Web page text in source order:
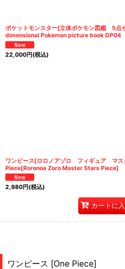
ポケットモンスター[立体ポケモン図鑑 5
dimensional Pokemon picture book
22,000円(税込)
ワンピース[ロロノアゾロ フィギュア マス
Piece[Roronoa Zoro Master Stars Piece]
2,980円(税込)
カートに
ワンピース [One Piece]